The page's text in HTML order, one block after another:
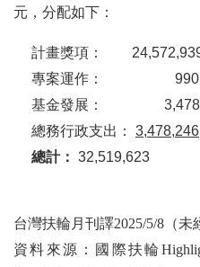
元，分配如下：
計畫獎項：
專案運作：
基金發展：
總務行政支出： 3,478,246
總計： 32,519,623
台灣扶輪月刊譯2025/5/8（未
資料來源：國際扶輪